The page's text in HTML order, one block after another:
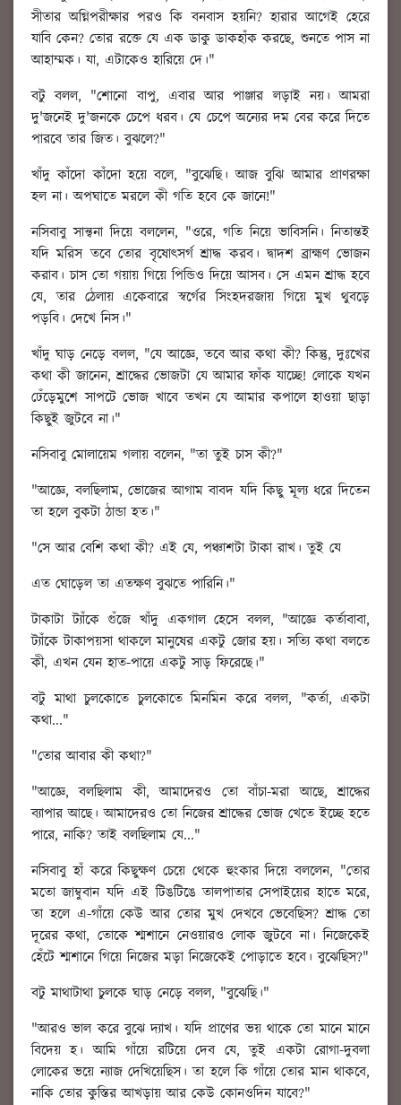
সীতার অগ্নিপরীক্ষার পরও কি বনবাস হয়নি? হারার আগেই হেরে
যাবি কেন? তোর রক্তে যে এক ডাকু ডাকহাঁক করছে, শুনতে পাস না
আহাম্মক। যা, এটাকেও হারিয়ে দে।"
বটু বলল, "শোনো বাপু, এবার আর পাঞ্জার লড়াই নয়। আমরা
দু'জনেই দু'জনকে চেপে ধরব। যে চেপে অন্যের দম বের করে দিতে
পারবে তার জিত। বুঝলে?"
খাঁদু কাঁদো কাঁদো হয়ে বলে, "বুঝেছি। আজ বুঝি আমার প্রাণরক্ষা
হল না। অপঘাতে মরলে কী গতি হবে কে জানে!"
নসিবাবু সান্ত্বনা দিয়ে বললেন, "ওরে, গতি নিয়ে ভাবিসনি। নিতান্তই
যদি মরিস তবে তোর বৃষোৎসর্গ শ্রাদ্ধ করব। দ্বাদশ ব্রাহ্মণ ভোজন
করাব। চাস তো গয়ায় গিয়ে পিন্ডিও দিয়ে আসব। সে এমন শ্রাদ্ধ হবে
যে, তার ঠেলায় একেবারে স্বর্গের সিংহদরজায় গিয়ে মুখ থুবড়ে
পড়বি। দেখে নিস।"
খাঁদু ঘাড় নেড়ে বলল, "যে আজ্ঞে, তবে আর কথা কী? কিন্তু, দুঃখের
কথা কী জানেন, শ্রাদ্ধের ভোজটা যে আমার ফাঁক যাচ্ছে! লোকে যখন
ঢেঁড়েমুশে সাপটে ভোজ খাবে তখন যে আমার কপালে হাওয়া ছাড়া
কিছুই জুটবে না।"
নসিবাবু মোলায়েম গলায় বলেন, "তা তুই চাস কী?"
"আজ্ঞে, বলছিলাম, ভোজের আগাম বাবদ যদি কিছু মূল্য ধরে দিতেন
তা হলে বুকটা ঠান্ডা হত।"
"সে আর বেশি কথা কী? এই যে, পঞ্চাশটা টাকা রাখ। তুই যে
এত ঘোড়েল তা এতক্ষণ বুঝতে পারিনি।"
টাকাটা ট্যাঁকে গুঁজে খাঁদু একগাল হেসে বলল, "আজ্ঞে কর্তাবাবা,
ট্যাঁকে টাকাপয়সা থাকলে মানুষের একটু জোর হয়। সত্যি কথা বলতে
কী, এখন যেন হাত-পায়ে একটু সাড় ফিরেছে।"
বটু মাথা চুলকোতে চুলকোতে মিনমিন করে বলল, "কর্তা, একটা
কথা..."
"তোর আবার কী কথা?"
"আজ্ঞে, বলছিলাম কী, আমাদেরও তো বাঁচা-মরা আছে, শ্রাদ্ধের
ব্যাপার আছে। আমাদেরও তো নিজের শ্রাদ্ধের ভোজ খেতে ইচ্ছে হতে
পারে, নাকি? তাই বলছিলাম যে..."
নসিবাবু হাঁ করে কিছুক্ষণ চেয়ে থেকে হুংকার দিয়ে বললেন, "তোর
মতো জাম্বুবান যদি এই টিঙটিঙে তালপাতার সেপাইয়ের হাতে মরে,
তা হলে এ-গাঁয়ে কেউ আর তোর মুখ দেখবে ভেবেছিস? শ্রাদ্ধ তো
দূরের কথা, তোকে শ্মশানে নেওয়ারও লোক জুটবে না। নিজেকেই
হেঁটে শ্মশানে গিয়ে নিজের মড়া নিজেকেই পোড়াতে হবে। বুঝেছিস?"
বটু মাথাটাথা চুলকে ঘাড় নেড়ে বলল, "বুঝেছি।"
"আরও ভাল করে বুঝে দ্যাখ। যদি প্রাণের ভয় থাকে তো মানে মানে
বিদেয় হ। আমি গাঁয়ে রটিয়ে দেব যে, তুই একটা রোগা-দুবলা
লোকের ভয়ে ন্যাজ দেখিয়েছিস। তা হলে কি গাঁয়ে তোর মান থাকবে,
নাকি তোর কুস্তির আখড়ায় আর কেউ কোনওদিন যাবে?"